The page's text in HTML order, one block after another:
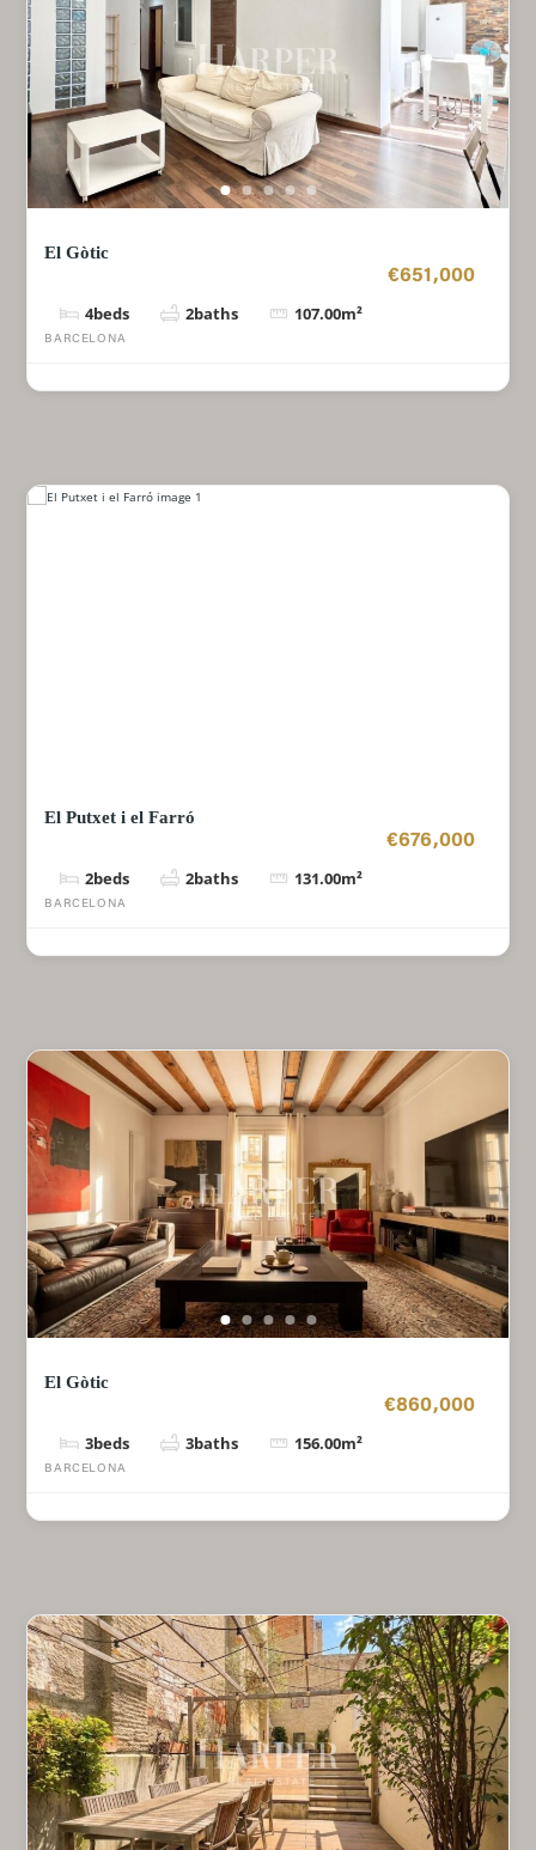
El Gòtic
€651,000
4beds 2baths 107.00m²
BARCELONA
El Putxet i el Farró
€676,000
2beds 2baths 131.00m²
BARCELONA
El Gòtic
€860,000
3beds 3baths 156.00m²
BARCELONA